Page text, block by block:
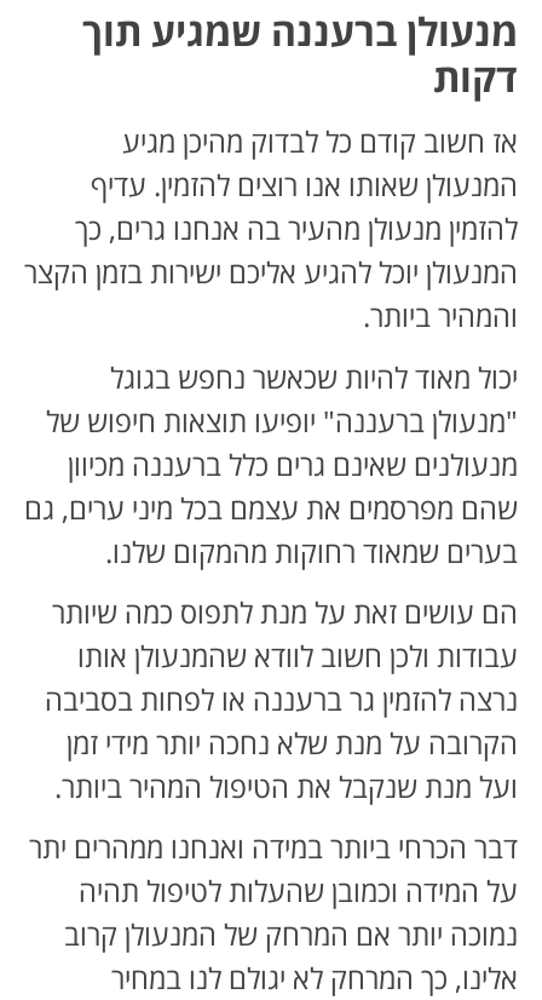
מנעולן ברעננה שמגיע תוך
דקות
אז חשוב קודם כל לבדוק מהיכן מגיע
המנעולן שאותו אנו רוצים להזמין. עדיף
להזמין מנעולן מהעיר בה אנחנו גרים, כך
המנעולן יוכל להגיע אליכם ישירות בזמן הקצר
והמהיר ביותר.
יכול מאוד להיות שכאשר נחפש בגוגל
"מנעולן ברעננה" יופיעו תוצאות חיפוש של
מנעולנים שאינם גרים כלל ברעננה מכיוון
שהם מפרסמים את עצמם בכל מיני ערים, גם
בערים שמאוד רחוקות מהמקום שלנו.
הם עושים זאת על מנת לתפוס כמה שיותר
עבודות ולכן חשוב לוודא שהמנעולן אותו
נרצה להזמין גר ברעננה או לפחות בסביבה
הקרובה על מנת שלא נחכה יותר מידי זמן
ועל מנת שנקבל את הטיפול המהיר ביותר.
דבר הכרחי ביותר במידה ואנחנו ממהרים יתר
על המידה וכמובן שהעלות לטיפול תהיה
נמוכה יותר אם המרחק של המנעולן קרוב
אלינו, כך המרחק לא יגולם לנו במחיר